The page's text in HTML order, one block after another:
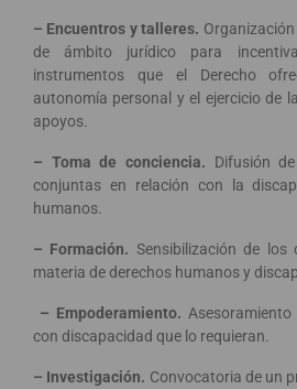
– Encuentros y talleres.
de ámbito jurídico para
instrumentos que el Derecho
autonomía personal y el ejercicio de
apoyos.
– Toma de conciencia. Difusión
conjuntas en relación con la
humanos.
– Formación. Sensibilización de los
materia de derechos humanos y
– Empoderamiento.
con discapacidad que lo requieran.
– Investigación. Convocatoria de un